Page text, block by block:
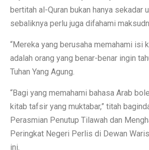
bertitah al-Quran bukan hanya sekadar
sebaliknya perlu juga difahami
“Mereka yang berusaha memahami isi
adalah orang yang benar-benar ingin
Tuhan Yang Agung.
“Bagi yang memahami bahasa Arab
kitab tafsir yang muktabar,” titah
Perasmian Penutup Tilawah dan
Peringkat Negeri Perlis di Dewan
ini.